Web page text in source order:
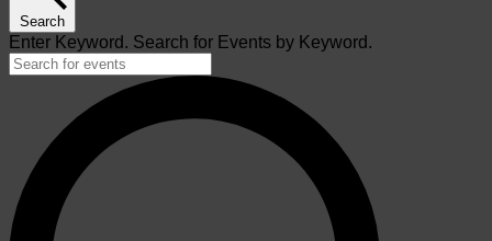
สิงหาคม
2023
Search
Enter Keyword. Search for Events by Keyword.